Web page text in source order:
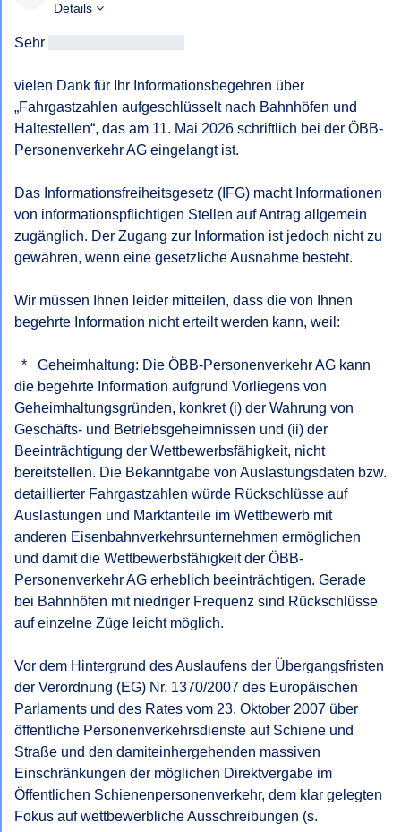
Details
Sehr
vielen Dank für Ihr Informationsbegehren über
„Fahrgastzahlen aufgeschlüsselt nach Bahnhöfen und
Haltestellen“, das am 11. Mai 2026 schriftlich bei der ÖBB-
Personenverkehr AG eingelangt ist.
Das Informationsfreiheitsgesetz (IFG) macht Informationen
von informationspflichtigen Stellen auf Antrag allgemein
zugänglich. Der Zugang zur Information ist jedoch nicht zu
gewähren, wenn eine gesetzliche Ausnahme besteht.
Wir müssen Ihnen leider mitteilen, dass die von Ihnen
begehrte Information nicht erteilt werden kann, weil:
die begehrte Information aufgrund Vorliegens von
Geheimhaltungsgründen, konkret (i) der Wahrung von
Geschäfts- und Betriebsgeheimnissen und (ii) der
Beeinträchtigung der Wettbewerbsfähigkeit, nicht
bereitstellen. Die Bekanntgabe von Auslastungsdaten bzw.
detaillierter Fahrgastzahlen würde Rückschlüsse auf
Auslastungen und Marktanteile im Wettbewerb mit
anderen Eisenbahnverkehrsunternehmen ermöglichen
und damit die Wettbewerbsfähigkeit der ÖBB-
Personenverkehr AG erheblich beeinträchtigen. Gerade
bei Bahnhöfen mit niedriger Frequenz sind Rückschlüsse
auf einzelne Züge leicht möglich.
Vor dem Hintergrund des Auslaufens der Übergangsfristen
der Verordnung (EG) Nr. 1370/2007 des Europäischen
Parlaments und des Rates vom 23. Oktober 2007 über
öffentliche Personenverkehrsdienste auf Schiene und
Straße und den damiteinhergehenden massiven
Einschränkungen der möglichen Direktvergabe im
Öffentlichen Schienenpersonenverkehr, dem klar gelegten
Fokus auf wettbewerbliche Ausschreibungen (s.